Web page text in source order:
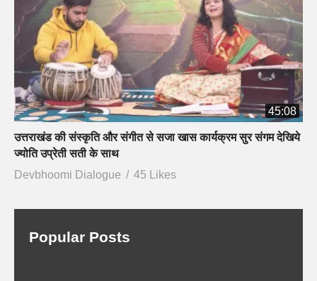
45:08
उत्तराखंड की संस्कृति और संगीत से सजा खास कार्यक्रम सुर संगम देखिये
ज्योति उप्रेती सती के साथ
Devbhoomi Dialogue
45 Likes
Popular Posts